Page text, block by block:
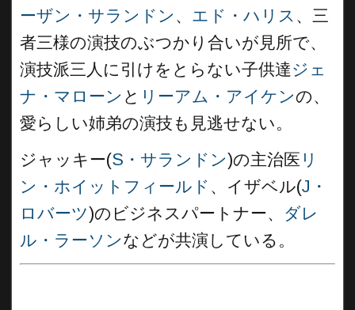
ーザン・サランドン 、 エド・ハリス 、三
者三様の演技のぶつかり合いが見所で、
演技派三人に引けをとらない子供達ジェ
ナ・マローン と リーアム・アイケンの、
愛らしい姉弟の演技も見逃せない。
ジャッキー(S・サランドン)の主治医 リ
ン・ホイットフィールド 、イザベル(J・
ロバーツ)のビジネスパートナー、 ダレ
ル・ラーソンなどが共演している。